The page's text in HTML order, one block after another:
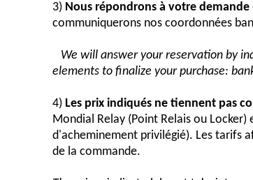
3) Nous répondrons à votre demande
communiquerons nos coordonnées
We will answer your reservation by
elements to finalize your purchase:
4) Les prix indiqués ne tiennent pas
Mondial Relay (Point Relais ou
d'acheminement privilégié). Les tarifs
de la commande.